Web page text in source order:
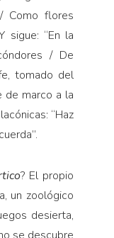
Como flores
sigue: “En la
/ De
tomado del
de marco a la
“Haz
? El propio
un zoológico
desierta,